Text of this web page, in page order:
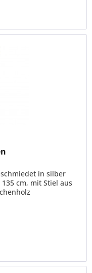
in silber
cm, mit Stiel aus